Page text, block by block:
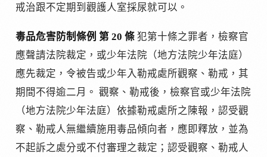
戒治跟不定期到觀護人室採尿就可以。
毒品危害防制條例 第 20 條 犯第十條之罪者，檢察官
應聲請法院裁定，或少年法院（地方法院少年法庭）
應先裁定，令被告或少年入勒戒處所觀察、勒戒，其
期間不得逾二月。 觀察、勒戒後，檢察官或少年法院
（地方法院少年法庭）依據勒戒處所之陳報，認受觀
察、勒戒人無繼續施用毒品傾向者，應即釋放，並為
不起訴之處分或不付審理之裁定；認受觀察、勒戒人